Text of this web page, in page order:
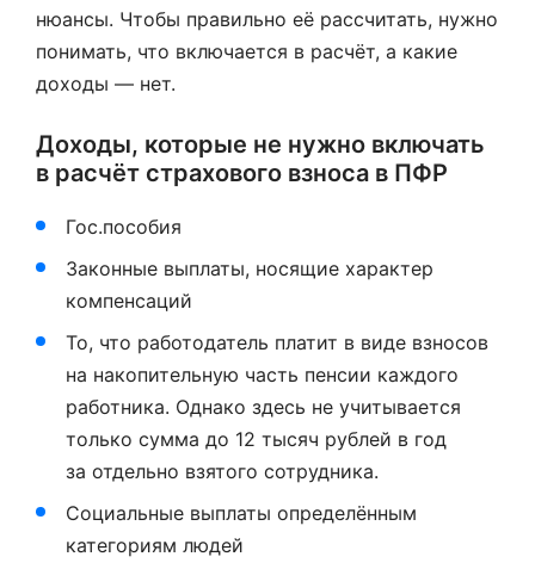
нюансы. Чтобы правильно её рассчитать, нужно
понимать, что включается в расчёт, а какие
доходы — нет.
Доходы, которые не нужно включать
в расчёт страхового взноса в ПФР
Гос.пособия
Законные выплаты, носящие характер
компенсаций
То, что работодатель платит в виде взносов
на накопительную часть пенсии каждого
работника. Однако здесь не учитывается
только сумма до 12 тысяч рублей в год
за отдельно взятого сотрудника.
Социальные выплаты определённым
категориям людей